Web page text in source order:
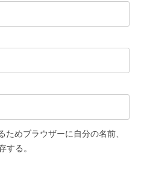
ためブラウザーに自分の名前、
する。